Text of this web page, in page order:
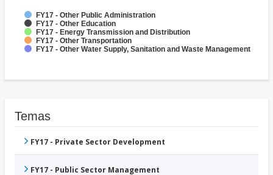
FY17 - Other Public Administration
FY17 - Other Education
FY17 - Energy Transmission and Distribution
FY17 - Other Transportation
FY17 - Other Water Supply, Sanitation and Waste Management
Temas
FY17 - Private Sector Development
FY17 - Public Sector Management